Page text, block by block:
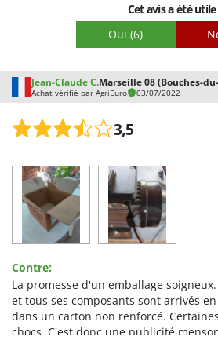
Waldner
Weber
WIDU
Wiper EcoRobot
Wolf Garten
Wortex
Worx
Y Yard Force
Z
Zephir
ZGrills
Zodiac
Cet avis a été utile
Oui (6)
Jean-Claude C.Marseille 08 (Bouches-
Achat vérifié par AgriEuro 03/07/2022
3,5
Prestations
Facilité d'utilisation
Qualité / Prix
Facilité de montage
Emballage
Contre:
La promesse d'un emballage
et tous ses composants sont arrivés
dans un carton non renforcé.
chocs. C'est donc une publicité